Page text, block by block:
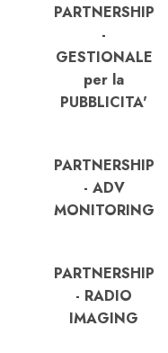
PARTNERSHIP
-
GESTIONALE
per la
PUBBLICITA'
PARTNERSHIP
- ADV
MONITORING
PARTNERSHIP
- RADIO
IMAGING